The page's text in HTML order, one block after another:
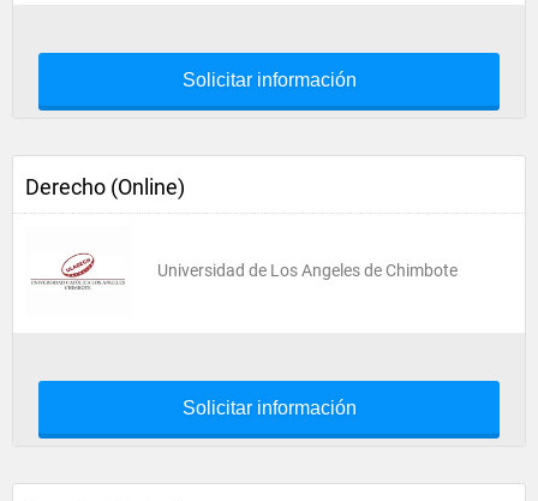
Solicitar información
Derecho (Online)
Universidad de Los Angeles de Chimbote
Solicitar información